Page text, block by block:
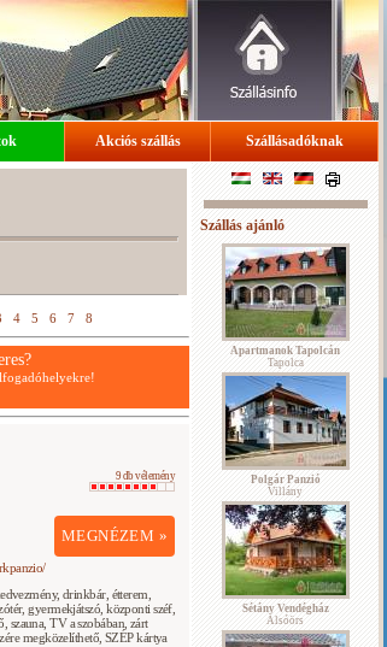
Akciós szállás Szállásadóknak
4 5 6 7 8
9 db vélemény
MEGNÉZEM »
drinkbár, étterem,
gyermekjátszó, központi széf,
szauna, TV a szobában, zárt
megközelíthető, SZÉP kártya
Szállás ajánló
Apartmanok Tapolcán
Tapolca
Polgár Panzió
Villány
Sétány Vendégház
Alsóörs